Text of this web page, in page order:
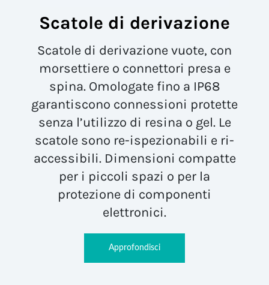
Scatole di derivazione
Scatole di derivazione vuote, con
morsettiere o connettori presa e
spina. Omologate fino a IP68
garantiscono connessioni protette
senza l’utilizzo di resina o gel. Le
scatole sono re-ispezionabili e ri-
accessibili. Dimensioni compatte
per i piccoli spazi o per la
protezione di componenti
elettronici.
Approfondisci